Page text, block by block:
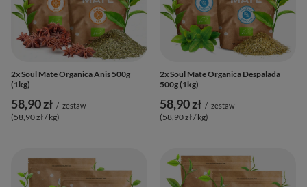
2x Soul Mate Organica Anis 500g
(1kg)
58,90 zł / zestaw
(58,90 zł / kg)
2x Soul Mate Organica Despalada
500g (1kg)
58,90 zł / zestaw
(58,90 zł / kg)